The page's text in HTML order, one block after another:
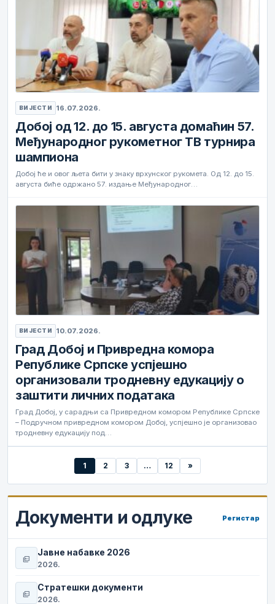
ВИЈЕСТИ 16.07.2026.
Добој од 12. до 15. августа домаћин 57.
Међународног рукометног ТВ турнира
шампиона
Добој ће и овог љета бити у знаку врхунског рукомета. Од 12. до 15.
августа биће одржано 57. издање Међународног…
ВИЈЕСТИ 10.07.2026.
Град Добој и Привредна комора
Републике Српске успјешно
организовали тродневну едукацију о
заштити личних података
Град Добој, у сарадњи са Привредном комором Републике Српске
– Подручном привредном комором Добој, успјешно је организовао
тродневну едукацију под…
1 2 3 … 12 »
Документи и одлуке Регистар
picture_as_pdf
Јавне набавке 2026
2026.
picture_as_pdf
Стратешки документи
2026.